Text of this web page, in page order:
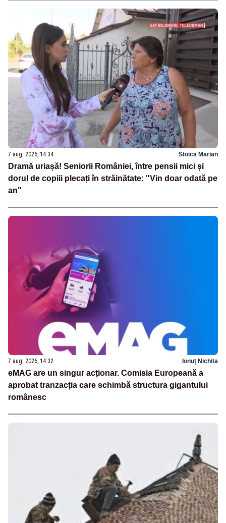
7 aug. 2026, 14:34 Stoica Marian
Dramă uriașă! Seniorii României, între pensii mici și
dorul de copiii plecați în străinătate: "Vin doar odată pe
an"
7 aug. 2026, 14:32 Ionuț Nichita
eMAG are un singur acționar. Comisia Europeană a
aprobat tranzacția care schimbă structura gigantului
românesc